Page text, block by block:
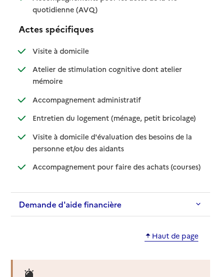
quotidienne (AVQ): disponible
: non disponible
Actes spécifiques
Visite à domicile: disponible
: non disponible
Atelier de stimulation cognitive dont atelier
mémoire
: disponible
: non disponible
Accompagnement administratif: disponible
: non disponible
Entretien du logement (ménage, petit bricolage): disponible
: non
Visite à domicile d'évaluation des besoins de la
personne et/ou des aidants: disponible
: non disponible
Accompagnement pour faire des achats (courses)
:
: non
Demande d'aide financière
Haut de page